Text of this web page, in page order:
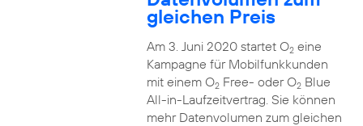
gleichen Preis
Am 3. Juni 2020 startet O2eine
Kampagne für Mobilfunkkunden
mit einem O2Free- oder O2Blue
All-in-Laufzeitvertrag. Sie können
mehr Datenvolumen zum gleichen